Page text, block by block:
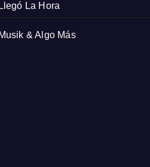
Llegó La Hora
Musik & Algo Más